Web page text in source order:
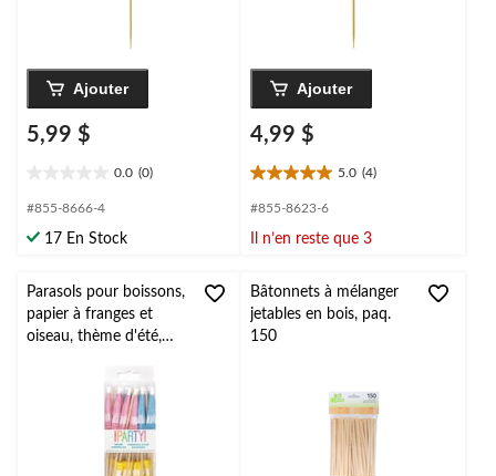
Ajouter
5,99 $
0.0 (0)
étoile(s)
5.
#855-8666-4
17 En Stock
Ajouter
4,99 $
5.0 (4)
5.0
étoile(s)
5.
évaluations
#855-8623-6
Il n’en reste que 3
Parasols pour boissons,
papier à franges et
oiseau, thème d'été,
Bâtonnets à mélanger
jetables en bois, paq.
150